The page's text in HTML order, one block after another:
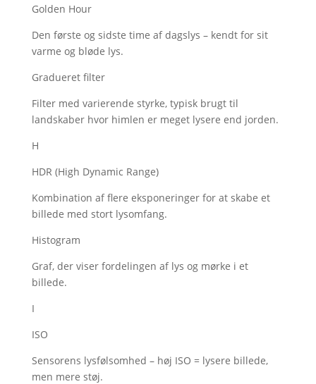
Golden Hour
Den første og sidste time af dagslys – kendt for sit
varme og bløde lys.
Gradueret filter
Filter med varierende styrke, typisk brugt til
landskaber hvor himlen er meget lysere end jorden.
H
HDR (High Dynamic Range)
Kombination af flere eksponeringer for at skabe et
billede med stort lysomfang.
Histogram
Graf, der viser fordelingen af lys og mørke i et
billede.
I
ISO
Sensorens lysfølsomhed – høj ISO = lysere billede,
men mere støj.